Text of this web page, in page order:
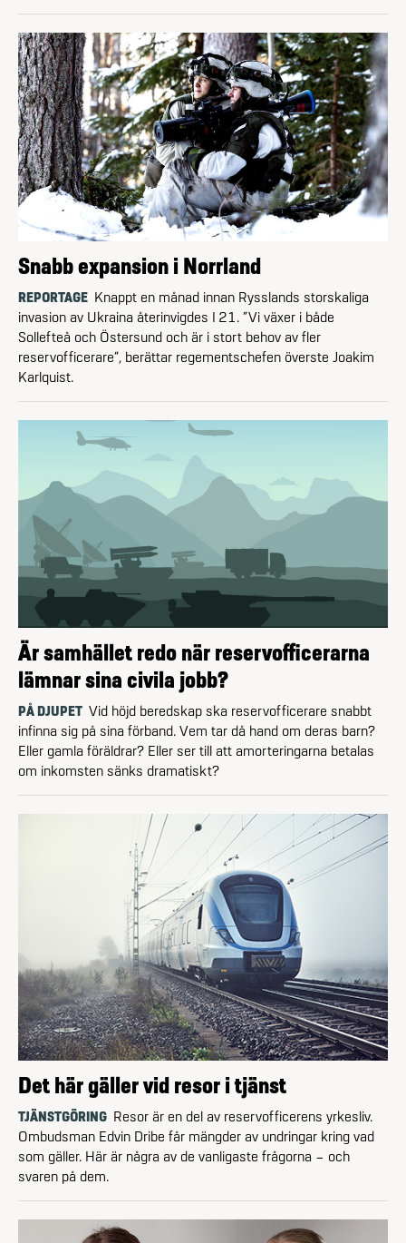
Snabb expansion i Norrland
REPORTAGE Knappt en månad innan Rysslands storskaliga
invasion av Ukraina återinvigdes I 21. ”Vi växer i både
Sollefteå och Östersund och är i stort behov av fler
reservofficerare”, berättar regementschefen överste Joakim
Karlquist.
Är samhället redo när reservofficerarna
lämnar sina civila jobb?
PÅ DJUPET Vid höjd beredskap ska reservofficerare snabbt
infinna sig på sina förband. Vem tar då hand om deras barn?
Eller gamla föräldrar? Eller ser till att amorteringarna betalas
om inkomsten sänks dramatiskt?
Det här gäller vid resor i tjänst
TJÄNSTGÖRING Resor är en del av reservofficerens yrkesliv.
Ombudsman Edvin Dribe får mängder av undringar kring vad
som gäller. Här är några av de vanligaste frågorna – och
svaren på dem.